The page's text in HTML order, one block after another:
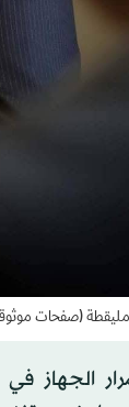
مليقطة (صفحات
الجهاز